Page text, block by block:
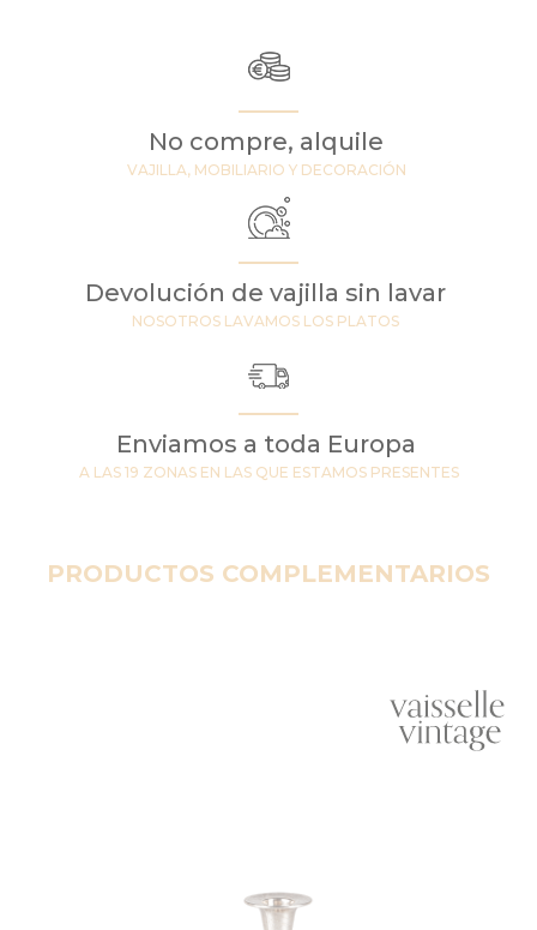
No compre, alquile
VAJILLA, MOBILIARIO Y DECORACIÓN
Devolución de vajilla sin lavar
NOSOTROS LAVAMOS LOS PLATOS
Enviamos a toda Europa
A LAS 19 ZONAS EN LAS QUE ESTAMOS PRESENTES
PRODUCTOS COMPLEMENTARIOS